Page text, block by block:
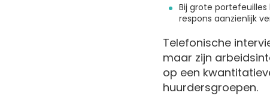
Bij grote
respons aanzienlijk
Telefonische
maar zijn
op een
huurdersgroepen.